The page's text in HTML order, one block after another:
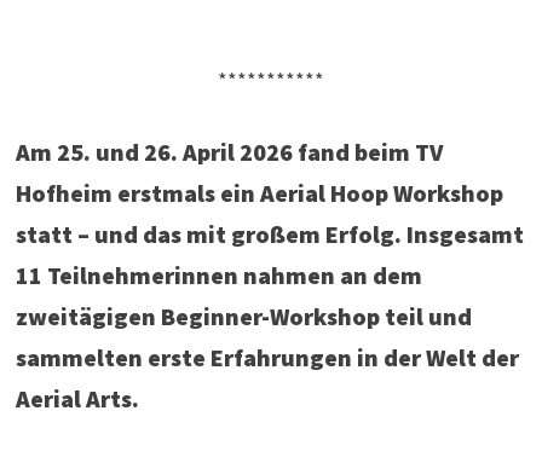
***********
Am 25. und 26. April 2026 fand beim TV
Hofheim erstmals ein Aerial Hoop Workshop
statt – und das mit großem Erfolg. Insgesamt
11 Teilnehmerinnen nahmen an dem
zweitägigen Beginner-Workshop teil und
sammelten erste Erfahrungen in der Welt der
Aerial Arts.